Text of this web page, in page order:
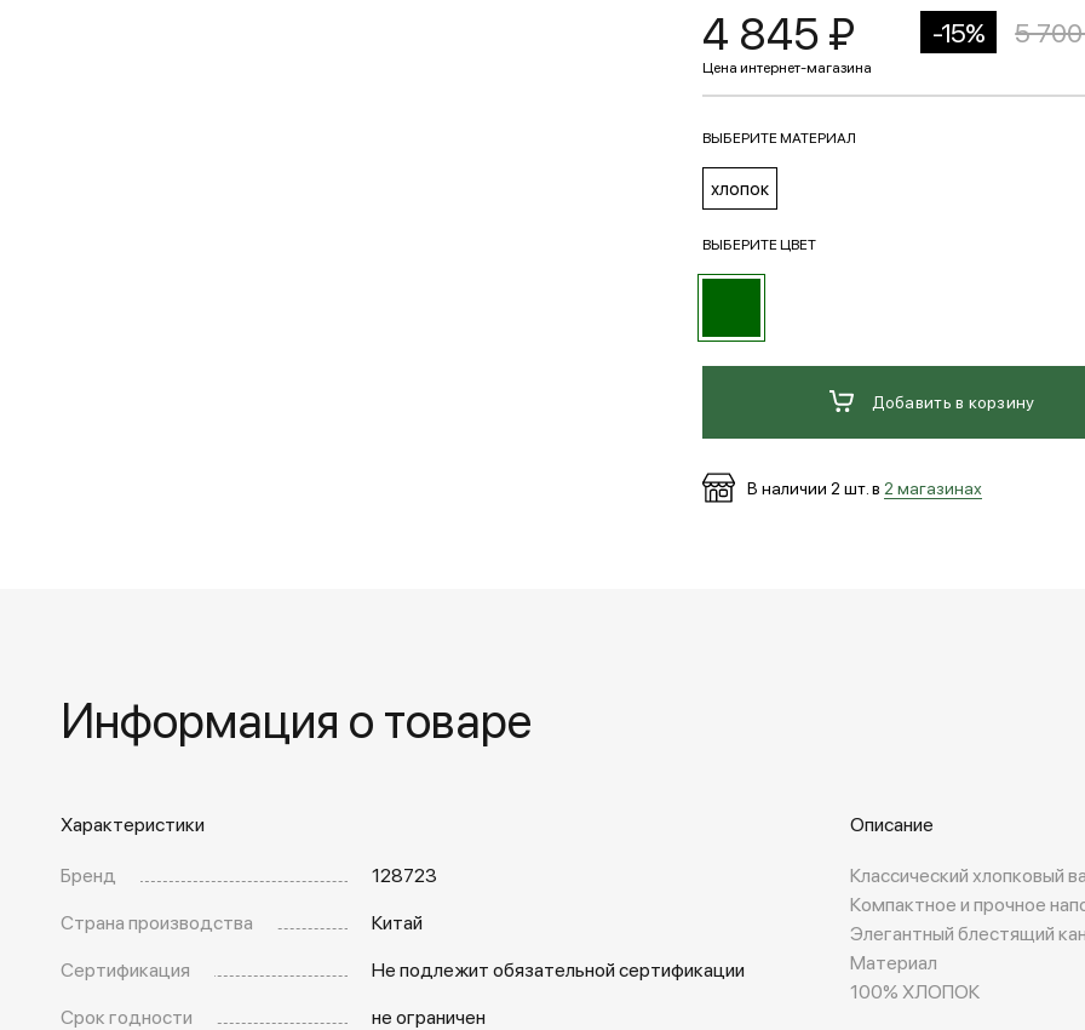
4 845 ₽ -15% 5
ВЫБЕРИТЕ МАТЕРИАЛ
хлопок
ВЫБЕРИТЕ ЦВЕТ
Добавить в корзину
В наличии 2 шт. в 2 магазинах
Информация о товаре
Характеристики
Бренд
128723
Страна производства
Китай
Сертификация
Не подлежит обязательной сертификации
Срок годности
не ограничен
Описание
Классический хлопковый
Компактное и прочное
Элегантный блестящий
Материал
100% ХЛОПОК